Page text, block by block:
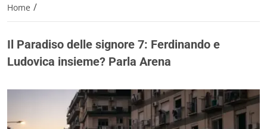
Home /
Il Paradiso delle signore 7: Ferdinando e
Ludovica insieme? Parla Arena